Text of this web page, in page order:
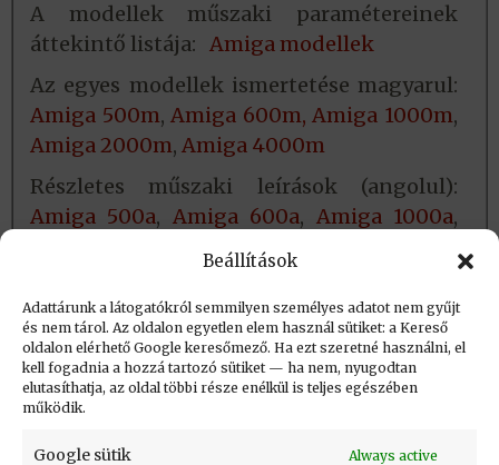
Beállítások
Adattárunk a látogatókról semmilyen személyes adatot nem gyűjt
és nem tárol. Az oldalon egyetlen elem használ sütiket: a Kereső
oldalon elérhető Google keresőmező. Ha ezt szeretné használni, el
kell fogadnia a hozzá tartozó sütiket — ha nem, nyugodtan
elutasíthatja, az oldal többi része enélkül is teljes egészében
működik.
Google sütik Always active
A modellek műszaki paramétereinek
áttekintő listája: Amigamodellek
Az egyes modellek ismertetése magyarul:
Amiga 500m,Amiga 600m,Amiga 1000m,
Amiga 2000m, Amiga 4000m
Részletes műszaki leírások (angolul):
Amiga 500a, Amiga 600a, Amiga 1000a,
Amiga 4000a
Létrehozva: 2016.05.28. 23:03
Utolsó módosítás: 2026.04.30. 18:57